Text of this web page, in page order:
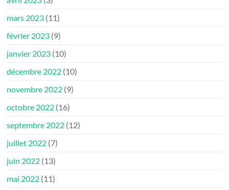
mars 2023 (11)
février 2023 (9)
janvier 2023 (10)
décembre 2022 (10)
novembre 2022 (9)
octobre 2022 (16)
septembre 2022 (12)
juillet 2022 (7)
juin 2022 (13)
mai 2022 (11)